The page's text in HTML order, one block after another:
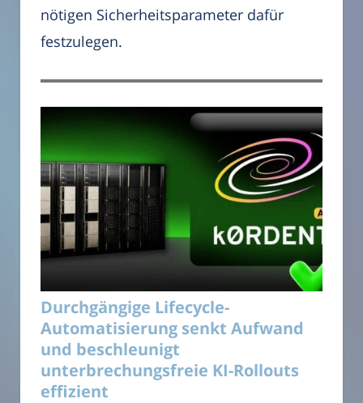
nötigen Sicherheitsparameter dafür
festzulegen.
Durchgängige Lifecycle-
Automatisierung senkt Aufwand
und beschleunigt
unterbrechungsfreie KI-Rollouts
effizient